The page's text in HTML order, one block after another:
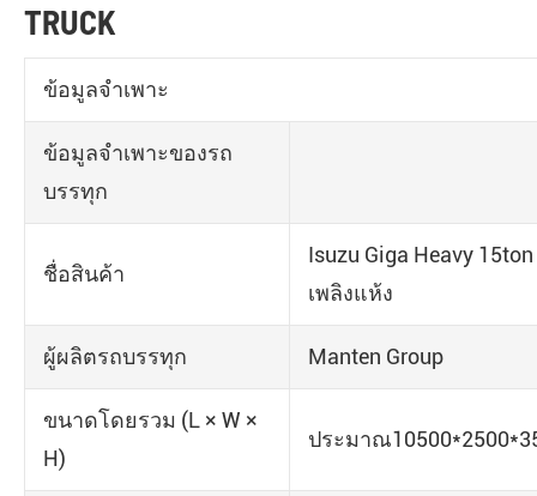
TRUCK
ข้อมูลจำเพาะ
ข้อมูลจำเพาะของรถ
บรรทุก
ชื่อสินค้า
Isuzu Giga Heavy
เพลิงแห้ง
ผู้ผลิตรถบรรทุก Manten Group
ขนาดโดยรวม (L × W ×
H)
ประมาณ